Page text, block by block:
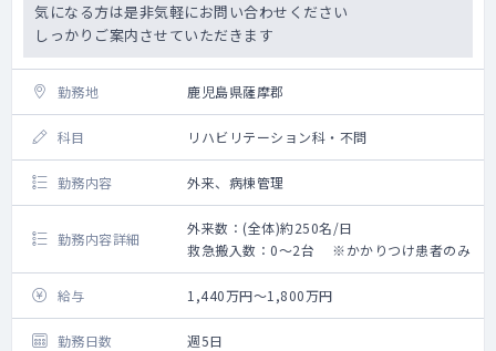
気になる方は是非気軽にお問い合わせください
しっかりご案内させていただきます
勤務地 鹿児島県薩摩郡
科目 リハビリテーション科・不問
勤務内容 外来、病棟管理
勤務内容詳細
外来数：(全体)約250名/日
救急搬入数：0～2台 ※かかりつけ患者のみ
給与 1,440万円～1,800万円
勤務日数 週5日